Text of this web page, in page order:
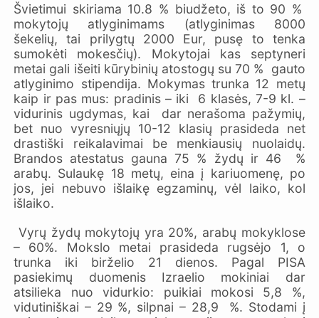
Švietimui skiriama 10.8 % biudžeto, iš to 90 %
mokytojų atlyginimams (atlyginimas 8000
šekelių, tai prilygtų 2000 Eur, pusę to tenka
sumokėti mokesčių). Mokytojai kas septyneri
metai gali išeiti kūrybinių atostogų su 70 % gauto
atlyginimo stipendija. Mokymas trunka 12 metų
kaip ir pas mus: pradinis – iki 6 klasės, 7-9 kl. –
vidurinis ugdymas, kai dar nerašoma pažymių,
bet nuo vyresniųjų 10-12 klasių prasideda net
drastiški reikalavimai be menkiausių nuolaidų.
Brandos atestatus gauna 75 % žydų ir 46 %
arabų. Sulaukę 18 metų, eina į kariuomenę, po
jos, jei nebuvo išlaikę egzaminų, vėl laiko, kol
išlaiko.
Vyrų žydų mokytojų yra 20%, arabų mokyklose
– 60%. Mokslo metai prasideda rugsėjo 1, o
trunka iki birželio 21 dienos. Pagal PISA
pasiekimų duomenis Izraelio mokiniai dar
atsilieka nuo vidurkio: puikiai mokosi 5,8 %,
vidutiniškai – 29 %, silpnai – 28,9 %. Stodami į